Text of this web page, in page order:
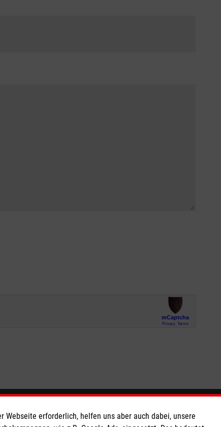
So finden Sie uns
Webseite erforderlich, helfen uns aber auch dabei, unsere